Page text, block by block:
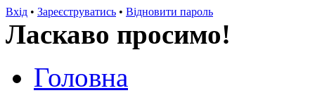
Вхід • Зареєструватись • Відновити пароль
Ласкаво просимо!
Головна